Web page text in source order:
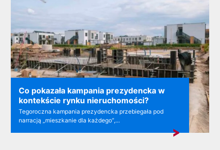
Co pokazała kampania prezydencka w
kontekście rynku nieruchomości?
Tegoroczna kampania prezydencka przebiegała pod
narracją „mieszkanie dla każdego”,...